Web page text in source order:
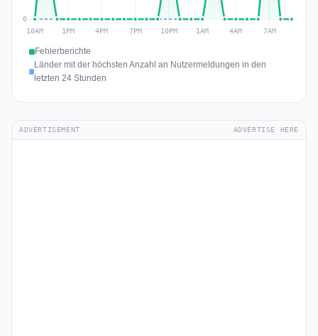
Fehlerberichte
Länder mit der höchsten Anzahl an Nutzermeldungen in den
letzten 24 Stunden
ADVERTISEMENT ADVERTISE HERE